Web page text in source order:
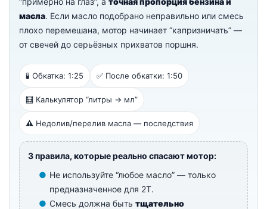
масла. Если масло подобрано неправильно или смесь
плохо перемешана, мотор начинает “капризничать” —
от свечей до серьёзных прихватов поршня.
🧪 Обкатка: 1:25 ✅ После обкатки: 1:50
🧮 Калькулятор “литры → мл”
⚠️ Недолив/перелив масла — последствия
3 правила, которые реально спасают мотор:
Не используйте “любое масло” — только
предназначенное для 2Т.
Смесь должна быть тщательно